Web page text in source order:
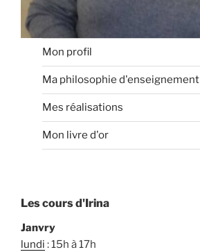
Mon profil
Ma philosophie d'enseignement
Mes réalisations
Mon livre d'or
Les cours d'Irina
Janvry
lundi : 15h à 17h